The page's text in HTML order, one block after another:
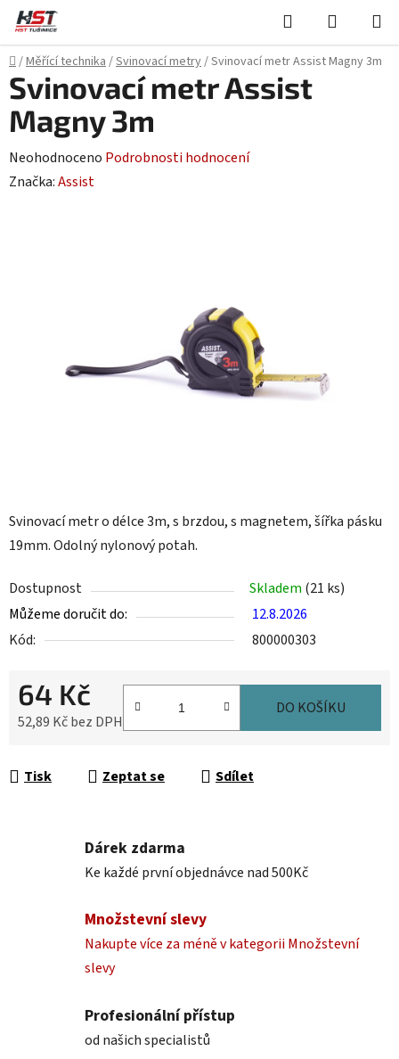
Přejít
obsah
Hledat
KOŠÍK
Domů
/Měřící technika/Svinovací metry/Svinovací metr Assist Magny 3m
Svinovací metr o délce 3m, s brzdou, s magnetem, šířka pásku
19mm. Odolný nylonový potah.
Dostupnost Skladem (21 ks)
Můžeme doručit do:
12.8.2026
Kód:
800000303
64 Kč
52,89 Kč bez DPH
DO KOŠÍKU
Tisk Zeptat se Sdílet
Svinovací metr Assist
Magny 3m
Průměrné
hodnocení
Neohodnoceno Podrobnosti hodnocení
Značka:Assist
Dárek zdarma
Ke každé první objednávce nad 500Kč
Množstevní slevy
Nakupte více za méně v kategorii Množstevní
slevy
Profesionální přístup
od našich specialistů